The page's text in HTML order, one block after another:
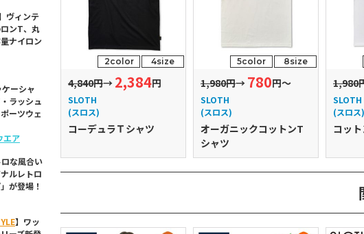
2color 4size
4,840円→ 2,384円
SLOTH
(スロス)
コーデュラＴシャツ
5color 8size
1,980円→ 780円～
SLOTH
(スロス)
オーガニックコットンT
シャツ
1,980
SLOTH
(スロス)
コッ
ヴィンテ
ンT、丸
ナイロン
ーシャ
ラッシュ
ーツウェ
エア
な風合い
ルレトロ
が登場！
】ワッ